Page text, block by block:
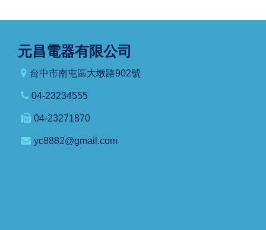
元昌電器有限公司
台中市南屯區大墩路902號
04-23234555
04-23271870
yc8882@gmail.com